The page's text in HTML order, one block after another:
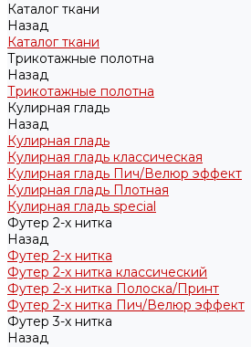
Каталог ткани
Назад
Каталог ткани
Трикотажные полотна
Назад
Трикотажные полотна
Кулирная гладь
Назад
Кулирная гладь
Кулирная гладь классическая
Кулирная гладь Пич/Велюр эффект
Кулирная гладь Плотная
Кулирная гладь special
Футер 2-х нитка
Назад
Футер 2-х нитка
Футер 2-х нитка классический
Футер 2-х нитка Полоска/Принт
Футер 2-х нитка Пич/Велюр эффект
Футер 3-х нитка
Назад